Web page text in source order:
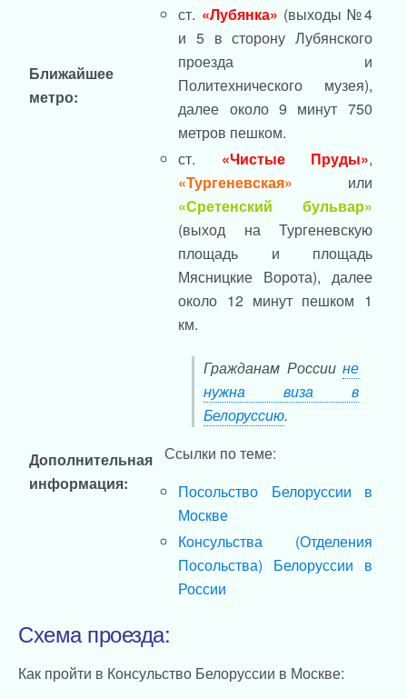
Ближайшее
метро:
ст. «Лубянка» (выходы №4
и 5 в сторону Лубянского
проезда и
Политехнического музея),
далее около 9 минут 750
метров пешком.
ст. «Чистые Пруды»,
«Тургеневская» или
«Сретенский бульвар»
(выход на Тургеневскую
площадь и площадь
Мясницкие Ворота), далее
около 12 минут пешком 1
км.
Дополнительная
информация:
Гражданам России не
нужна виза в
Белоруссию.
Ссылки по теме:
Посольство Белоруссии в
Москве
Консульства (Отделения
Посольства) Белоруссии в
России
Схема проезда:
Как пройти в Консульство Белоруссии в Москве: